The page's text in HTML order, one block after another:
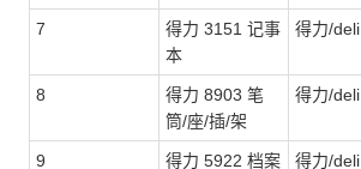
7
得力 3151 记事
本
得力/deli
8
得力 8903 笔
筒/座/插/架
得力/deli
9 得力 5922 档案 得力/deli